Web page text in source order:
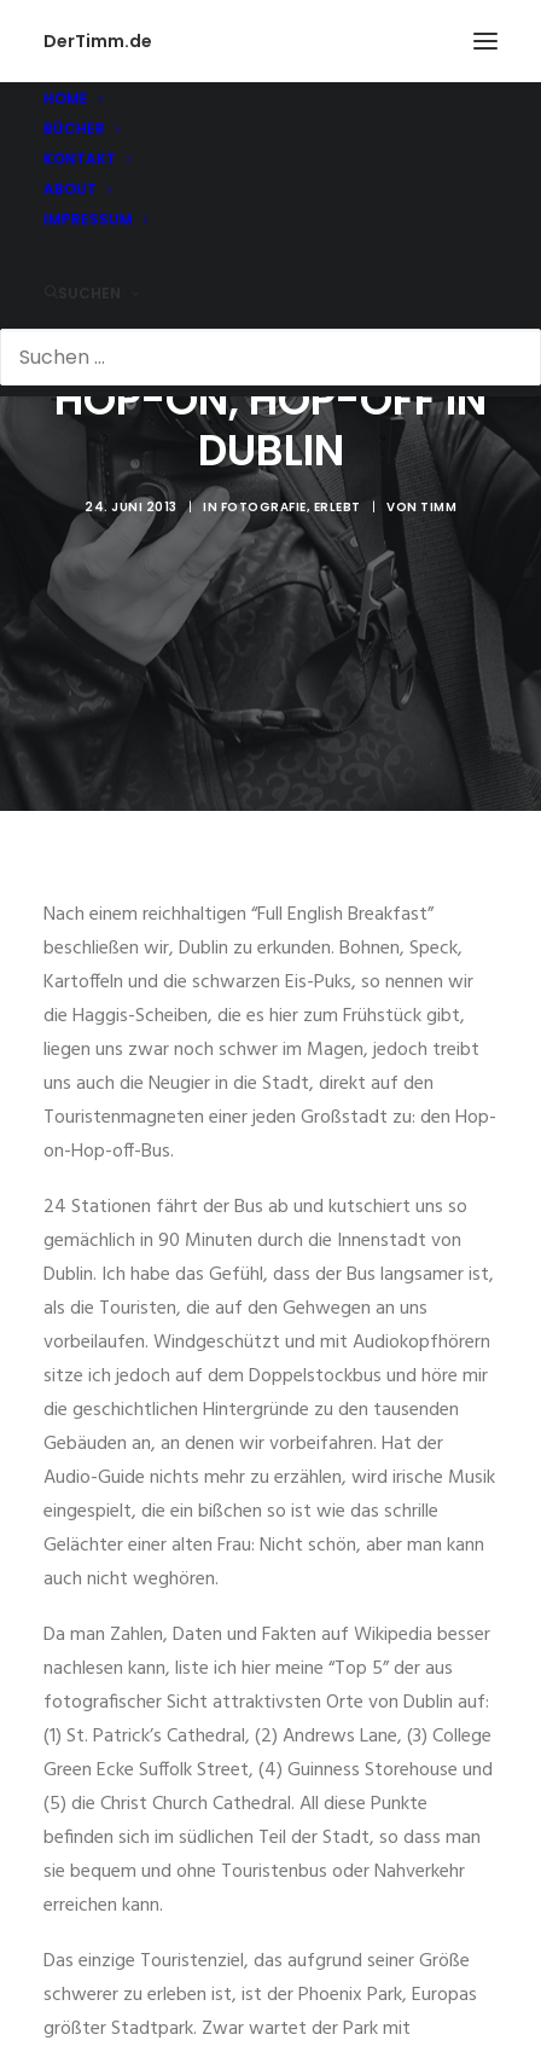
DerTimm.de
HOME
BÜCHER
KONTAKT
ABOUT
IMPRESSUM
HOP-ON, HOP-OFF IN
DUBLIN
24. JUNI 2013 | IN FOTOGRAFIE, ERLEBT | VON TIMM
Nach einem reichhaltigen “Full English Breakfast”
beschließen wir, Dublin zu erkunden. Bohnen, Speck,
Kartoffeln und die schwarzen Eis-Puks, so nennen wir
die Haggis-Scheiben, die es hier zum Frühstück gibt,
liegen uns zwar noch schwer im Magen, jedoch treibt
uns auch die Neugier in die Stadt, direkt auf den
Touristenmagneten einer jeden Großstadt zu: den Hop-
on-Hop-off-Bus.
24 Stationen fährt der Bus ab und kutschiert uns so
gemächlich in 90 Minuten durch die Innenstadt von
Dublin. Ich habe das Gefühl, dass der Bus langsamer ist,
als die Touristen, die auf den Gehwegen an uns
vorbeilaufen. Windgeschützt und mit Audiokopfhörern
sitze ich jedoch auf dem Doppelstockbus und höre mir
die geschichtlichen Hintergründe zu den tausenden
Gebäuden an, an denen wir vorbeifahren. Hat der
Audio-Guide nichts mehr zu erzählen, wird irische Musik
eingespielt, die ein bißchen so ist wie das schrille
Gelächter einer alten Frau: Nicht schön, aber man kann
auch nicht weghören.
Da man Zahlen, Daten und Fakten auf Wikipedia besser
nachlesen kann, liste ich hier meine “Top 5” der aus
fotografischer Sicht attraktivsten Orte von Dublin auf:
(1) St. Patrick’s Cathedral, (2) Andrews Lane, (3) College
Green Ecke Suffolk Street, (4) Guinness Storehouse und
(5) die Christ Church Cathedral. All diese Punkte
befinden sich im südlichen Teil der Stadt, so dass man
sie bequem und ohne Touristenbus oder Nahverkehr
erreichen kann.
Das einzige Touristenziel, das aufgrund seiner Größe
schwerer zu erleben ist, ist der Phoenix Park, Europas
größter Stadtpark. Zwar wartet der Park mit